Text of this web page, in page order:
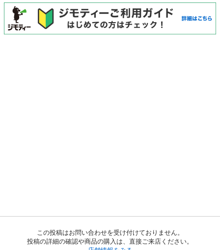
この投稿はお問い合わせを受け付けておりません。
投稿の詳細の確認や商品の購入は、直接ご来店ください。